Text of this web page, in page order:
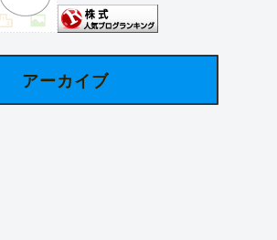
アーカイブ